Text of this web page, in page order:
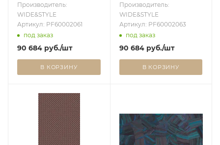
Производитель:
WIDE&STYLE
Артикул: PF60002061
под заказ
90 684 руб./шт
В КОРЗИНУ
Производитель:
WIDE&STYLE
Артикул: PF60002063
под заказ
90 684руб./шт
В КОРЗИНУ